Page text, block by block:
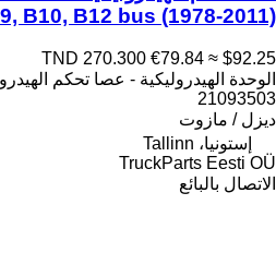
B10, B12 bus (1978-2011)
TND 270.300 €79.84 ≈ $92.25
الوحدة الهيدروليكية - عصا تحكم
21093503
ديزل / مازوت
إستونيا، Tallinn
TruckParts Eesti OÜ
الاتصال بالبائع